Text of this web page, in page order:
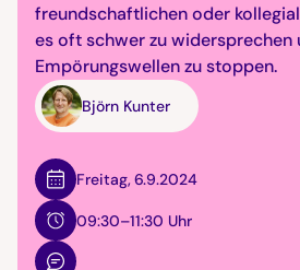
freundschaftlichen oder
es oft schwer zu widersprechen
Empörungswellen zu stoppen.
Björn Kunter
Freitag,6.9.2024
09:30–11:30 Uhr